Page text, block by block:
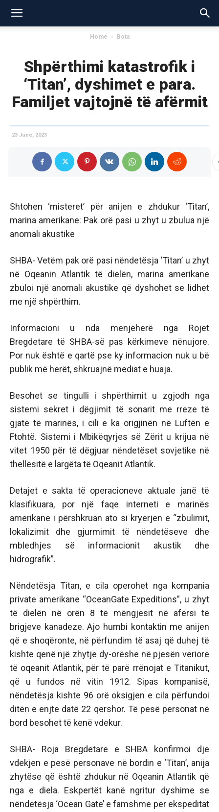
Home Bota
Shpërthimi katastrofik i
‘Titan’, dyshimet e para.
Familjet vajtojnë të afërmit
23 June, 2023
Shtohen ‘misteret’ për anijen e zhdukur ‘Titan’,
marina amerikane: Pak orë pasi u zhyt u zbulua një
anomali akustike
SHBA- Vetëm pak orë pasi nëndetësja ‘Titan’ u zhyt
në Oqeanin Atlantik të dielën, marina amerikane
zbuloi një anomali akustike që dyshohet se lidhet
me një shpërthim.
Informacioni u nda menjëherë nga Rojet
Bregdetare të SHBA-së pas kërkimeve nënujore.
Por nuk është e qartë pse ky informacion nuk u bë
publik më herët, shkruajnë mediat e huaja.
Besohet se tingulli i shpërthimit u zgjodh nga
sistemi sekret i dëgjimit të sonarit me rreze të
gjatë të marinës, i cili e ka origjinën në Luftën e
Ftohtë. Sistemi i Mbikëqyrjes së Zërit u krijua në
vitet 1950 për të dëgjuar nëndetëset sovjetike në
thellësitë e largëta të Oqeanit Atlantik.
Detajet e sakta të operacioneve aktuale janë të
klasifikuara, por një faqe interneti e marinës
amerikane i përshkruan ato si kryerjen e “zbulimit,
lokalizimit dhe gjurmimit të nëndetëseve dhe
mbledhjes së informacionit akustik dhe
hidrografik”.
Nëndetësja Titan, e cila operohet nga kompania
private amerikane “OceanGate Expeditions”, u zhyt
të dielën në orën 8 të mëngjesit në afërsi të
brigjeve kanadeze. Ajo humbi kontaktin me anijen
që e shoqëronte, në përfundim të asaj që duhej të
kishte qenë një zhytje dy-orëshe në pjesën veriore
të oqeanit Atlantik, për të parë rrënojat e Titanikut,
që u fundos në vitin 1912. Sipas kompanisë,
nëndetësja kishte 96 orë oksigjen e cila përfundoi
ditën e enjte datë 22 qershor. Të pesë personat në
bord besohet të kenë vdekur.
SHBA- Roja Bregdetare e SHBA konfirmoi dje
vdekjen e pesë personave në bordin e ‘Titan’, anija
zhytëse që është zhdukur në Oqeanin Atlantik që
nga e diela. Eskpertët kanë ngritur dyshime se
nëndetësja ‘Ocean Gate’ e famshme për ekspeditat